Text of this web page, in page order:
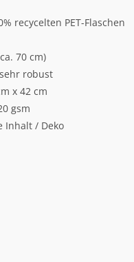
recycelten PET-Flaschen
70 cm)
robust
x 42 cm
gsm
Inhalt / Deko